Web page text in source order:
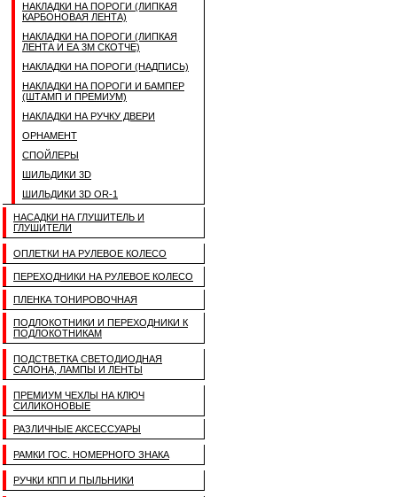
НАКЛАДКИ НА ПОРОГИ (ЛИПКАЯ
КАРБОНОВАЯ ЛЕНТА)
НАКЛАДКИ НА ПОРОГИ (ЛИПКАЯ
ЛЕНТА И ЕА 3M СКОТЧЕ)
НАКЛАДКИ НА ПОРОГИ (НАДПИСЬ)
НАКЛАДКИ НА ПОРОГИ И БАМПЕР
(ШТАМП И ПРЕМИУМ)
НАКЛАДКИ НА РУЧКУ ДВЕРИ
ОРНАМЕНТ
СПОЙЛЕРЫ
ШИЛЬДИКИ 3D
ШИЛЬДИКИ 3D OR-1
НАСАДКИ НА ГЛУШИТЕЛЬ И
ГЛУШИТЕЛИ
ОПЛЕТКИ НА РУЛЕВОЕ КОЛЕСО
ПЕРЕХОДНИКИ НА РУЛЕВОЕ КОЛЕСО
ПЛЕНКА ТОНИРОВОЧНАЯ
ПОДЛОКОТНИКИ И ПЕРЕХОДНИКИ К
ПОДЛОКОТНИКАМ
ПОДСТВЕТКА СВЕТОДИОДНАЯ
САЛОНА, ЛАМПЫ И ЛЕНТЫ
ПРЕМИУМ ЧЕХЛЫ НА КЛЮЧ
СИЛИКОНОВЫЕ
РАЗЛИЧНЫЕ АКСЕССУАРЫ
РАМКИ ГОС. НОМЕРНОГО ЗНАКА
РУЧКИ КПП И ПЫЛЬНИКИ